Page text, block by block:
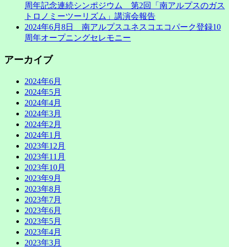
周年記念連続シンポジウム 第2回「南アルプスのガス
トロノミーツーリズム」講演会報告
2024年6月8日 南アルプスユネスコエコパーク登録10
周年オープニングセレモニー
アーカイブ
2024年6月
2024年5月
2024年4月
2024年3月
2024年2月
2024年1月
2023年12月
2023年11月
2023年10月
2023年9月
2023年8月
2023年7月
2023年6月
2023年5月
2023年4月
2023年3月